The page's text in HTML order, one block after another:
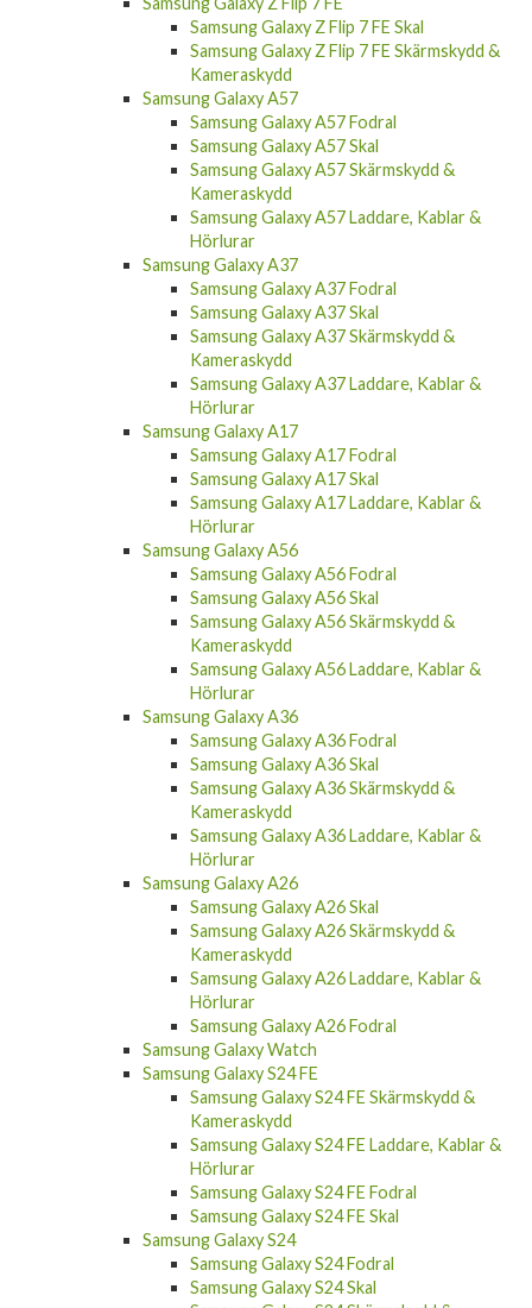
Samsung Galaxy Z Flip 7 Skal
Samsung Galaxy Z Fold 7
Samsung Galaxy Z Fold 7 Skal
Samsung Galaxy Z Flip 7 FE
Samsung Galaxy Z Flip 7 FE Skal
Samsung Galaxy Z Flip 7 FE Skärmskydd &
Kameraskydd
Samsung Galaxy A57
Samsung Galaxy A57 Fodral
Samsung Galaxy A57 Skal
Samsung Galaxy A57 Skärmskydd &
Kameraskydd
Samsung Galaxy A57 Laddare, Kablar &
Hörlurar
Samsung Galaxy A37
Samsung Galaxy A37 Fodral
Samsung Galaxy A37 Skal
Samsung Galaxy A37 Skärmskydd &
Kameraskydd
Samsung Galaxy A37 Laddare, Kablar &
Hörlurar
Samsung Galaxy A17
Samsung Galaxy A17 Fodral
Samsung Galaxy A17 Skal
Samsung Galaxy A17 Laddare, Kablar &
Hörlurar
Samsung Galaxy A56
Samsung Galaxy A56 Fodral
Samsung Galaxy A56 Skal
Samsung Galaxy A56 Skärmskydd &
Kameraskydd
Samsung Galaxy A56 Laddare, Kablar &
Hörlurar
Samsung Galaxy A36
Samsung Galaxy A36 Fodral
Samsung Galaxy A36 Skal
Samsung Galaxy A36 Skärmskydd &
Kameraskydd
Samsung Galaxy A36 Laddare, Kablar &
Hörlurar
Samsung Galaxy A26
Samsung Galaxy A26 Skal
Samsung Galaxy A26 Skärmskydd &
Kameraskydd
Samsung Galaxy A26 Laddare, Kablar &
Hörlurar
Samsung Galaxy A26 Fodral
Samsung Galaxy Watch
Samsung Galaxy S24 FE
Samsung Galaxy S24 FE Skärmskydd &
Kameraskydd
Samsung Galaxy S24 FE Laddare, Kablar &
Hörlurar
Samsung Galaxy S24 FE Fodral
Samsung Galaxy S24 FE Skal